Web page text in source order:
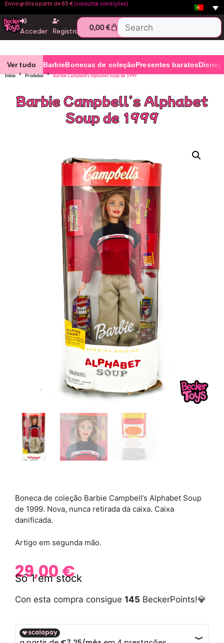
Envio grátis a partir de 65 €(consultar condições)
Acceder Registro 0,00€
Ver tudo BarbieBonecas de coleçãoPresentes baratosDisney
Início Produtos Barbie Campbell’s Alphabet Soup de 1999
Barbie Campbell’s Alphabet
Soup de 1999
Boneca de coleção Barbie Campbell’s Alphabet Soup
de 1999. Nova, nunca retirada da caixa. Caixa
danificada.
Artigo em segunda mão.
29,00€
Só 1 em stock
Con esta compra consigue 145 BeckerPoints!💎